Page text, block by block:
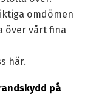
omdömen
över vårt fina
här.
på